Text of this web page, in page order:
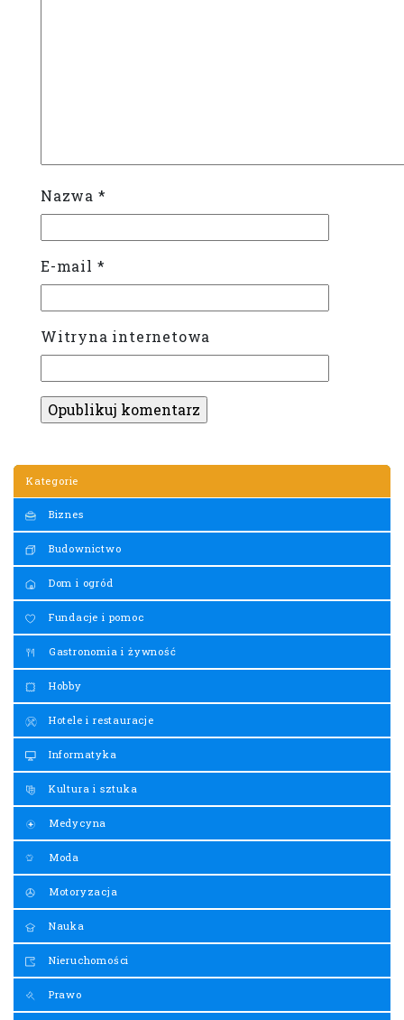
Kategorie
Biznes
Budownictwo
Dom i ogród
Fundacje i pomoc
Gastronomia i żywność
Hobby
Hotele i restauracje
Informatyka
Kultura i sztuka
Medycyna
Moda
Motoryzacja
Nauka
Nieruchomości
Prawo
Nazwa *
E-mail *
Witryna internetowa